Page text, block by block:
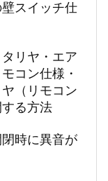
スイッチ仕
リヤ・エア
コン仕様・
（リモコン
る方法
時に異音が